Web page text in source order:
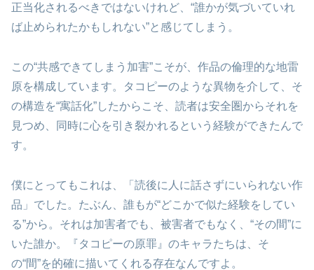
正当化されるべきではないけれど、“誰かが気づいていれ
ば止められたかもしれない”と感じてしまう。
この“共感できてしまう加害”こそが、作品の倫理的な地雷
原を構成しています。タコピーのような異物を介して、そ
の構造を“寓話化”したからこそ、読者は安全圏からそれを
見つめ、同時に心を引き裂かれるという経験ができたんで
す。
僕にとってもこれは、「読後に人に話さずにいられない作
品」でした。たぶん、誰もが“どこかで似た経験をしてい
る”から。それは加害者でも、被害者でもなく、“その間”に
いた誰か。『タコピーの原罪』のキャラたちは、そ
の“間”を的確に描いてくれる存在なんですよ。